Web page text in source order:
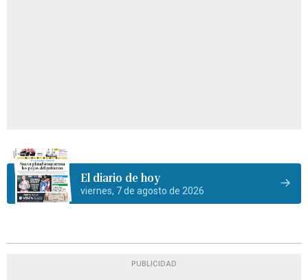
El diario de hoy
viernes, 7 de agosto de 2026
PUBLICIDAD